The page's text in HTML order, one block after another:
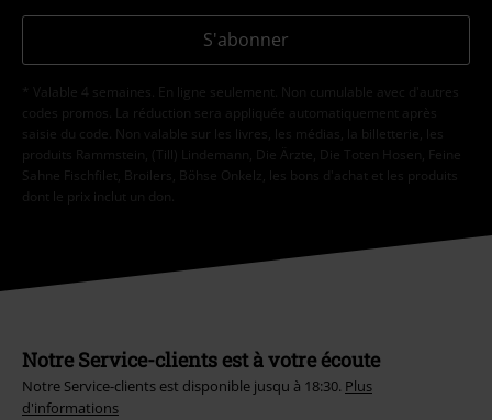
S'abonner
* Valable 4 semaines. En ligne seulement. Non cumulable avec d'autres
codes promos. La réduction sera appliquée automatiquement après
saisie du code. Non valable sur les livres, les médias, la billetterie, les
produits Rammstein, (Till) Lindemann, Die Ärzte, Die Toten Hosen, Feine
Sahne Fischfilet, Broilers, Böhse Onkelz, les bons d'achat et les produits
dont le prix inclut un don.
Notre Service-clients est à votre écoute
Notre Service-clients est disponible jusqu à 18:30. Plus
d'informations